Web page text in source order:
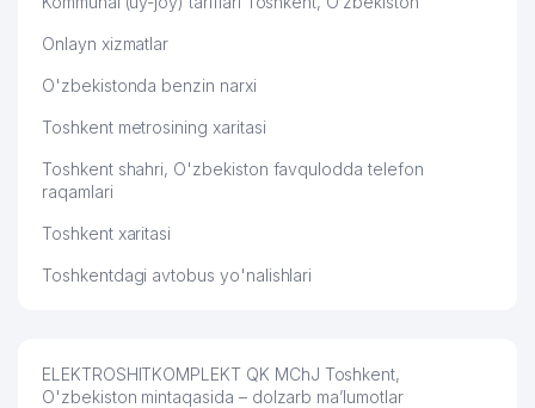
Onlayn xizmatlar
O'zbekistonda benzin narxi
Toshkent metrosining xaritasi
Toshkent shahri, O'zbekiston favqulodda telefon
raqamlari
Toshkent xaritasi
Toshkentdagi avtobus yo'nalishlari
ELEKTROSHITKOMPLEKT QK MChJ Toshkent,
O'zbekiston mintaqasida – dolzarb ma’lumotlar